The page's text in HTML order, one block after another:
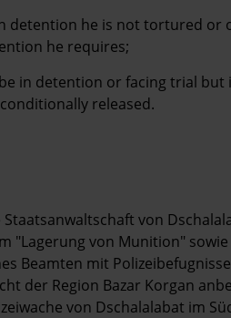
detention he is not tortured or
he requires;
in detention or facing trial but
released.
von
"Lagerung von Munition"
Beamten mit
der Region Bazar Korgan
von Dschalalabat im